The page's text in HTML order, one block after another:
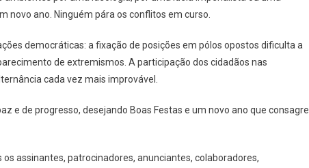
novo ano. Ninguém pára os conflitos em curso.
democráticas: a fixação de posições em pólos opostos dificulta a
de extremismos. A participação dos cidadãos nas
cada vez mais improvável.
e de progresso, desejando Boas Festas e um novo ano que consagre
assinantes, patrocinadores, anunciantes, colaboradores,